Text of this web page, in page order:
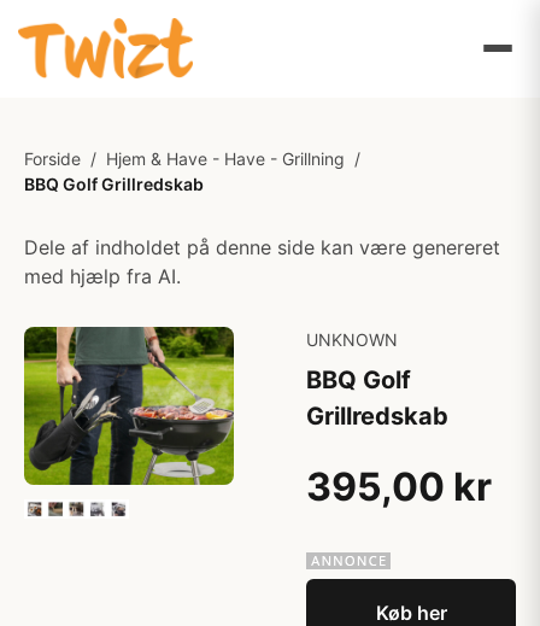
Forside / Hjem & Have - Have - Grillning /
BBQ Golf Grillredskab
Dele af indholdet på denne side kan være genereret
med hjælp fra AI.
UNKNOWN
BBQ Golf
Grillredskab
395,00 kr
Køb her